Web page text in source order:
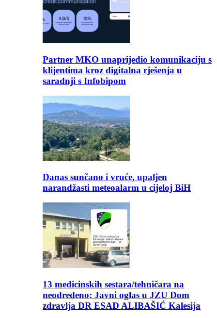
Partner MKO unaprijedio komunikaciju s
klijentima kroz digitalna rješenja u
saradnji s Infobipom
Danas sunčano i vruće, upaljen
narandžasti meteoalarm u cijeloj BiH
13 medicinskih sestara/tehničara na
neodređeno: Javni oglas u JZU Dom
zdravlja DR ESAD ALIBAŠIĆ Kalesija